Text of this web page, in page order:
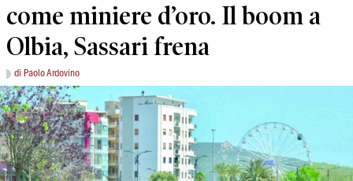
come miniere d’oro. Il boom a
Olbia, Sassari frena
di Paolo Ardovino